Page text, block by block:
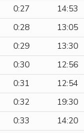
0:27 14:53
0:28 13:05
0:29 13:30
0:30 12:56
0:31 12:54
0:32 19:30
0:33 14:20